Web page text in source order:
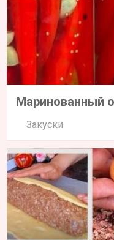
Маринованный
Закуски